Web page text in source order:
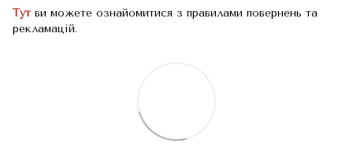
Тутви можете ознайомитися з правилами повернень та
рекламацій.